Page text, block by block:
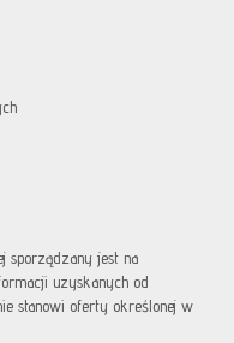
sporządzany jest na
uzyskanych od
stanowi oferty określonej w